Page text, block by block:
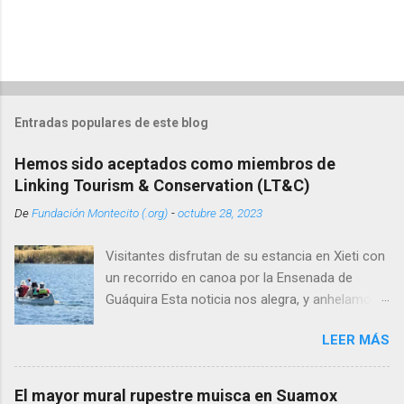
Entradas populares de este blog
Hemos sido aceptados como miembros de
Linking Tourism & Conservation (LT&C)
DeFundación Montecito (.org) -octubre 28, 2023
Visitantes disfrutan de su estancia en Xieti con
un recorrido en canoa por la Ensenada de
Guáquira Esta noticia nos alegra, y anhelamos
de intercambio con todos aquellos interesados
en el turismo de naturaleza y la conservación.
El registro de la Fundación Montecito con LT&C
LEER MÁS
El mayor mural rupestre muisca en Suamox